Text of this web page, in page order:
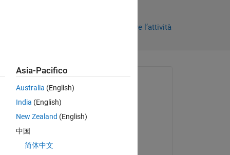
Accedi per seguire l’attività
il 12 Set 2021
Asia-Pacifico
Australia (English)
India (English)
New Zealand (English)
中国
简体中文